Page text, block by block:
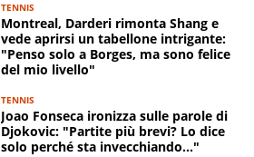
TENNIS
Montreal, Darderi rimonta Shang e
vede aprirsi un tabellone intrigante:
"Penso solo a Borges, ma sono felice
del mio livello"
TENNIS
Joao Fonseca ironizza sulle parole di
Djokovic: "Partite più brevi? Lo dice
solo perché sta invecchiando..."